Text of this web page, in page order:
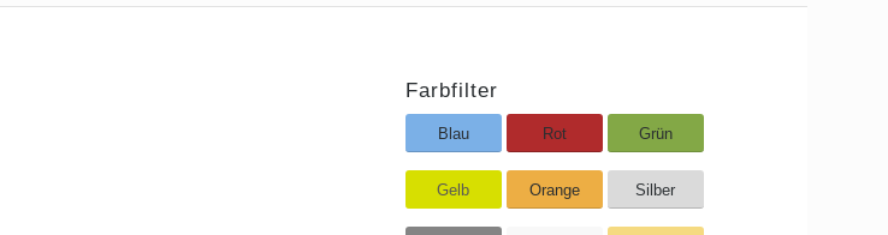
Farbfilter
Blau Rot Grün
Gelb Orange Silber